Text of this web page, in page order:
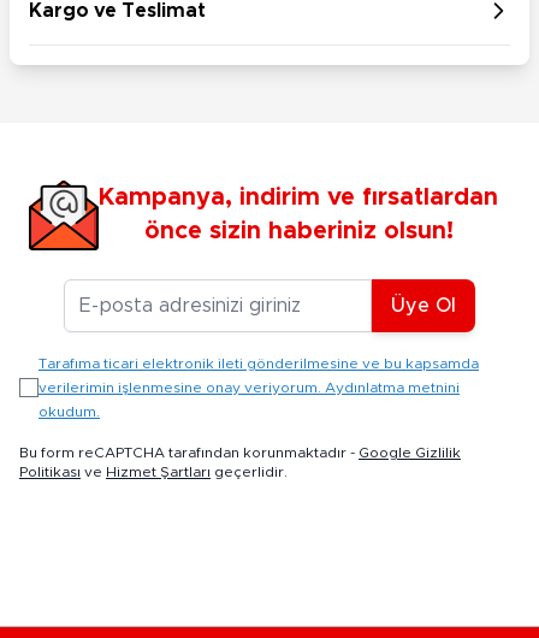
Kargo ve Teslimat
Kampanya, indirim ve fırsatlardan
önce sizin haberiniz olsun!
E-posta Adresiniz
Üye Ol
Tarafıma ticari elektronik ileti gönderilmesine ve bu kapsamda
verilerimin işlenmesine onay veriyorum. Aydınlatma metnini
okudum.
Bu form reCAPTCHA tarafından korunmaktadır - Google Gizlilik
Politikası ve Hizmet Şartları geçerlidir.